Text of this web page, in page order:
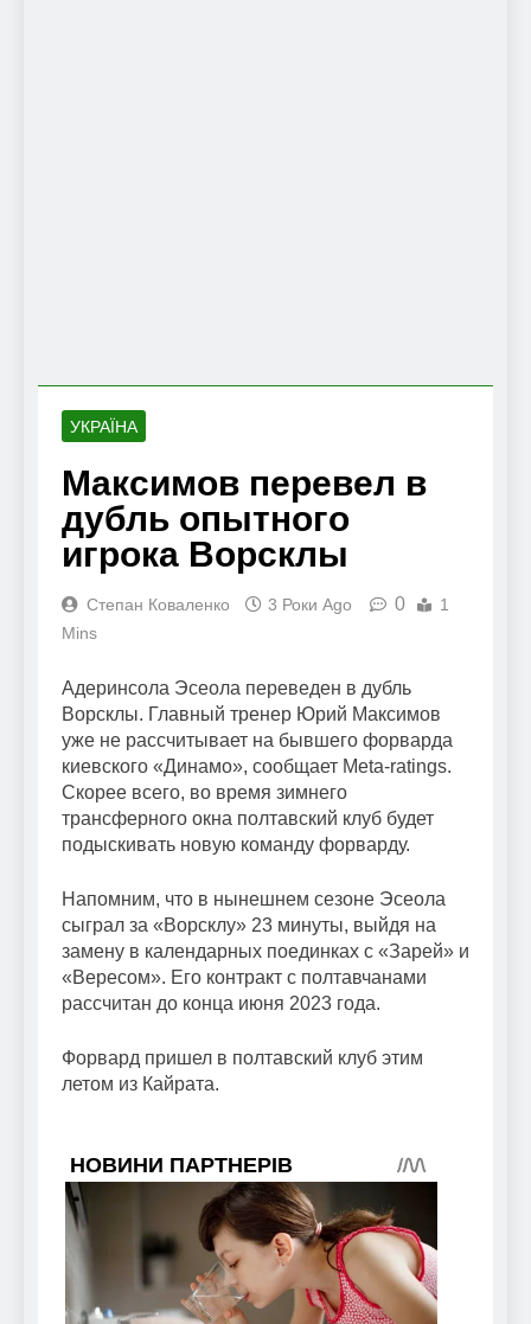
УКРАЇНА
Максимов перевел в
дубль опытного
игрока Ворсклы
Степан Коваленко 3 Роки Ago 0
1
Mins
Адеринсола Эсеола переведен в дубль
Ворсклы. Главный тренер Юрий Mаксимов
уже не рассчитывает на бывшего форварда
киевского «Динамо», сообщает Meta-ratings.
Скорее всего, во время зимнего
трансферного окна полтавский клуб будет
подыскивать новую команду форварду.
Напомним, что в нынешнем сезоне Эсеола
сыграл за «Ворсклу» 23 минуты, выйдя на
замену в календарных поединках с «Зарей» и
«Вересом». Его контракт с полтавчанами
рассчитан до конца июня 2023 года.
Форвард пришел в полтавский клуб этим
летом из Кайрата.